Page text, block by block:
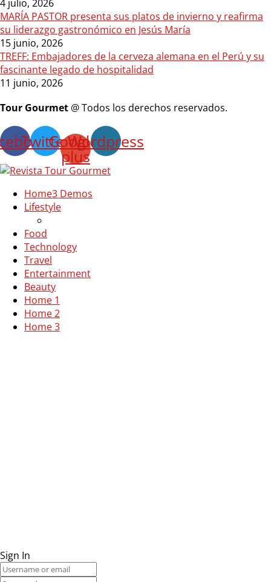
4 julio, 2026
MARÍA PASTOR presenta sus platos de invierno y reafirma
su liderazgo gastronómico en Jesús María
15 junio, 2026
TREFF: Embajadores de la cerveza alemana en el Perú y su
fascinante legado de hospitalidad
11 junio, 2026
Tour Gourmet @ Todos los derechos reservados.
TwitterGoogle-
plus
Wordpress
Home3 Demos
Lifestyle
Food
Technology
Travel
Entertainment
Beauty
Home 1
Home 2
Home 3
Sign In